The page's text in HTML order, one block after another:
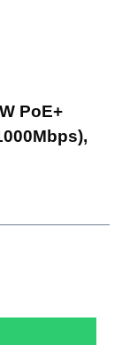
PoE+